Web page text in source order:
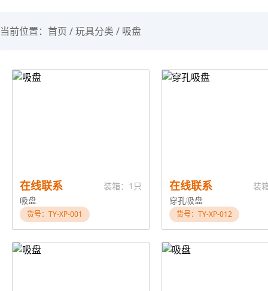
当前位置： 首页 /玩具分类 / 吸盘
在线联系
装箱：1只
吸盘
货号：TY-XP-001
在线联系
装
穿孔吸盘
货号：TY-XP-012